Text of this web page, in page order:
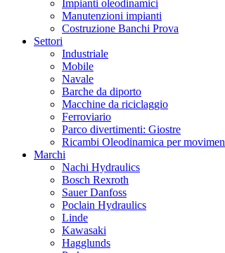
Impianti oleodinamici
Manutenzioni impianti
Costruzione Banchi Prova
Settori
Industriale
Mobile
Navale
Barche da diporto
Macchine da riciclaggio
Ferroviario
Parco divertimenti: Giostre
Ricambi Oleodinamica per
Marchi
Nachi Hydraulics
Bosch Rexroth
Sauer Danfoss
Poclain Hydraulics
Linde
Kawasaki
Hagglunds